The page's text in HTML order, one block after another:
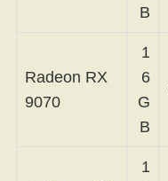
B
Radeon RX
9070
1
6
G
B
1